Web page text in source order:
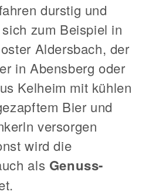
durstig und
zum Beispiel in
Aldersbach, der
in Abensberg oder
Kelheim mit kühlen
Bier und
versorgen
wird die
als Genuss-